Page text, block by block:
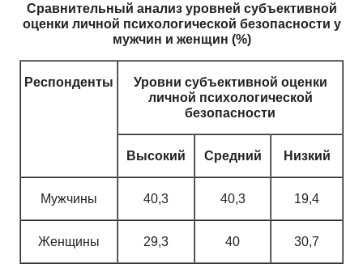
Сравнительный анализ уровней субъективной
оценки личной психологической безопасности у
мужчин и женщин (%)
Респонденты
Уровни субъективной оценки
личной психологической
безопасности
Высокий Средний Низкий
Мужчины 40,3 40,3 19,4
Женщины 29,3 40 30,7